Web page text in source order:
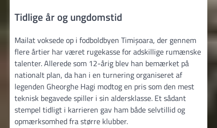
Tidlige år og ungdomstid
Mailat voksede op i fodboldbyen Timișoara, der gennem
flere årtier har været rugekasse for adskillige rumænske
talenter. Allerede som 12-årig blev han bemærket på
nationalt plan, da han i en turnering organiseret af
legenden Gheorghe Hagi modtog en pris som den mest
teknisk begavede spiller i sin aldersklasse. Et sådant
stempel tidligt i karrieren gav ham både selvtillid og
opmærksomhed fra større klubber.